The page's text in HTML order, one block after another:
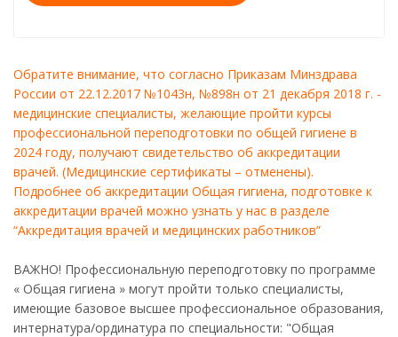
Обратите внимание, что согласно Приказам Минздрава
России от 22.12.2017 №1043н, №898н от 21 декабря 2018 г. -
медицинские специалисты, желающие пройти курсы
профессиональной переподготовки по общей гигиене в
2024 году, получают свидетельство об аккредитации
врачей. (Медицинские сертификаты – отменены).
Подробнее об аккредитации Общая гигиена, подготовке к
аккредитации врачей можно узнать у нас в разделе
“Аккредитация врачей и медицинских работников”
ВАЖНО! Профессиональную переподготовку по программе
« Общая гигиена » могут пройти только специалисты,
имеющие базовое высшее профессиональное образования,
интернатура/ординатура по специальности: "Общая